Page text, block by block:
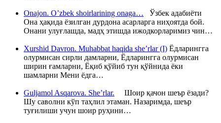
Onajon. O’zbek shoirlarining onaga… Ўзбек адабиёти
Она ҳақида ёзилган дурдона асарларга ниҳоятда бой.
Онани улуғлашда, мадҳ этишда ижодкорларимиз чин…
Xurshid Davron. Muhabbat haqida she’rlar (I) Ёдларингга
олурмисан сирли дамларни, Ёдларингга олурмисан
ширин ғамларни, Ёқиб қўйиб тун қўйнида ёки
шамларни Мени ёдга…
Guljamol Asqarova. She’rlar. Шоир қачон шеър ёзади?
Шу саволни кўп таҳлил этаман. Назаримда, шеър
туғилиши учун шоир руҳини…